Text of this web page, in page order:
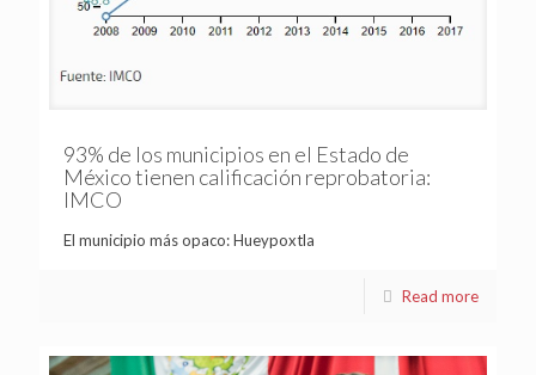
93% de los municipios en el Estado de
México tienen calificación reprobatoria:
IMCO
El municipio más opaco: Hueypoxtla
Read more